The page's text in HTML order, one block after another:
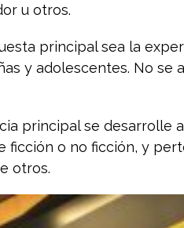
u otros.
principal sea la
y adolescentes. No se
principal se desarrolle
ficción o no ficción, y
otros.